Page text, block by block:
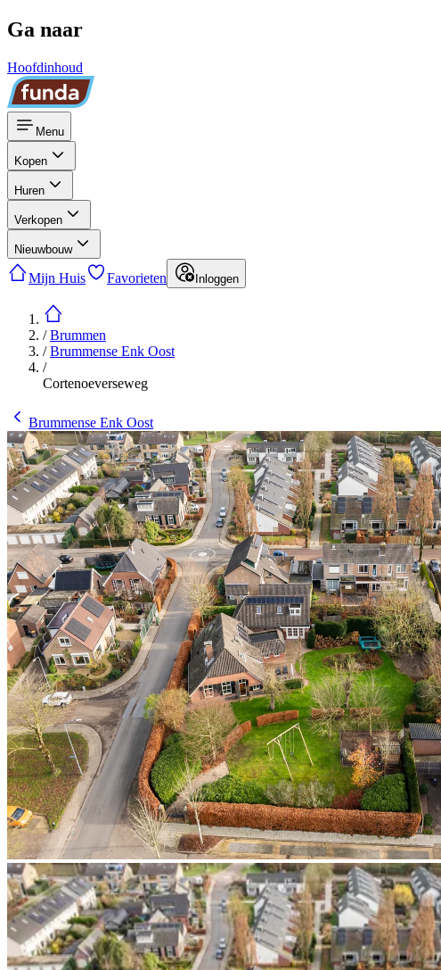
Ga naar
Hoofdinhoud
Menu
Kopen
Huren
Verkopen
Nieuwbouw
Mijn Huis Favorieten Inloggen
/Brummen
/Brummense Enk Oost
/
Cortenoeverseweg
Brummense Enk Oost